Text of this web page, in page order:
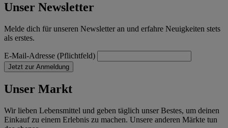
Unser Newsletter
Melde dich für unseren Newsletter an und erfahre Neuigkeiten stets
als erstes.
E-Mail-Adresse (Pflichtfeld)
Jetzt zur Anmeldung
Unser Markt
Wir lieben Lebensmittel und geben täglich unser Bestes, um deinen
Einkauf zu einem Erlebnis zu machen. Unsere anderen Märkte tun